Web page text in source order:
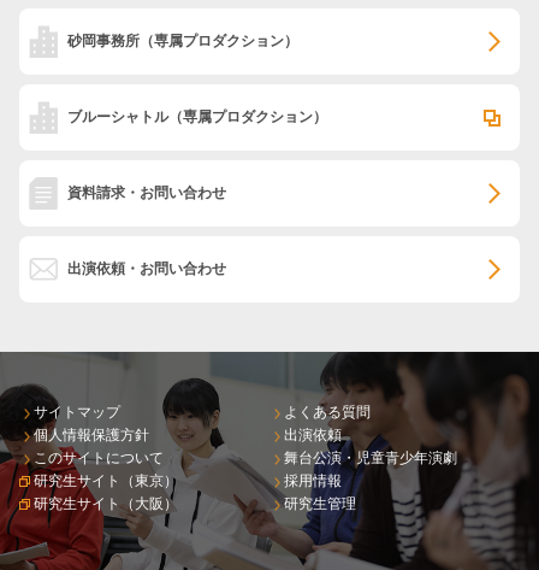
砂岡事務所 （専属プロダクション）
ブルーシャトル（専属プロダクション）
資料請求・お問い合わせ
出演依頼・お問い合わせ
サイトマップ
個人情報保護方針
このサイトについて
研究生サイト（東京）
研究生サイト（大阪）
よくある質問
出演依頼
舞台公演・児童青少年演劇
採用情報
研究生管理